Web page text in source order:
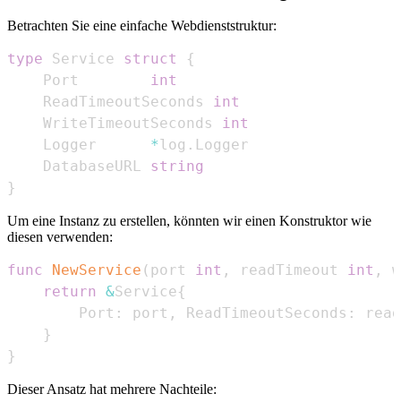
Betrachten Sie eine einfache Webdienststruktur:
type Service struct
{
	Port
int
	ReadTimeoutSeconds
int
	WriteTimeoutSeconds
int
	Logger
*log .
	DatabaseURL
string
}
Um eine Instanz zu erstellen, könnten wir einen Konstruktor wie
diesen verwenden:
func NewService ( port int , readTimeout int ,
return
&Service{
		Port
: port , ReadTimeoutSeconds :
}
}
Dieser Ansatz hat mehrere Nachteile: